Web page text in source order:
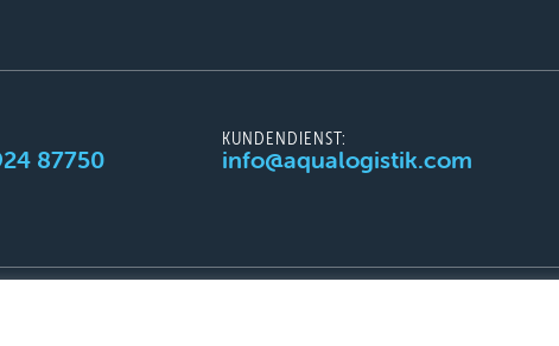
87750
KUNDENDIENST:
info@aqualogistik.com